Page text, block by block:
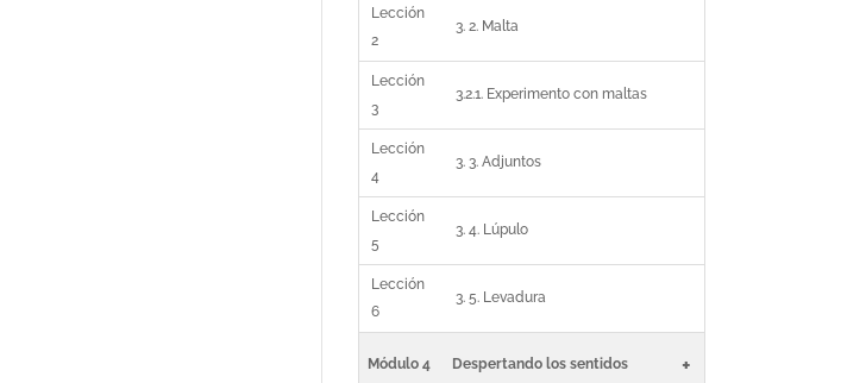
Lección
2
3. 2. Malta
Lección
3
3.2.1. Experimento con maltas
Lección
4
3. 3. Adjuntos
Lección
5
3. 4. Lúpulo
Lección
6
3. 5. Levadura
Módulo 4 Despertando los sentidos +